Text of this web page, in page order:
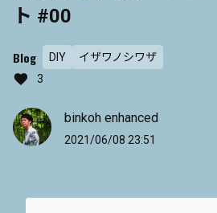
ト #00
Blog DIY
イザワノシワザ
3
binkoh enhanced
2021/06/08 23:51